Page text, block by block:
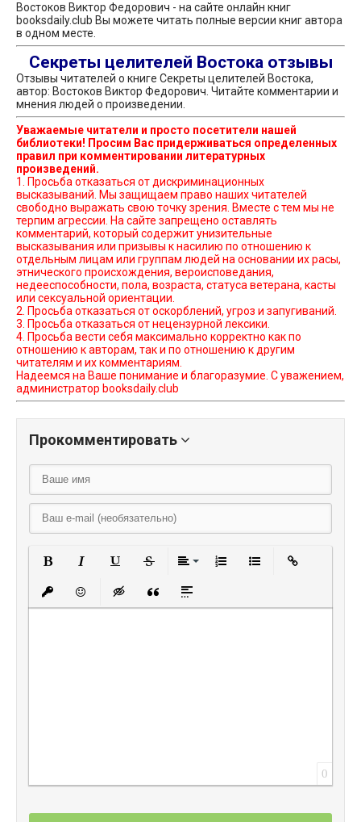
Востоков Виктор Федорович - на сайте онлайн книг
booksdaily.club Вы можете читать полные версии книг автора
в одном месте.
Секреты целителей Востока отзывы
Отзывы читателей о книге Секреты целителей Востока,
автор: Востоков Виктор Федорович. Читайте комментарии и
мнения людей о произведении.
Уважаемые читатели и просто посетители нашей
библиотеки! Просим Вас придерживаться определенных
правил при комментировании литературных
произведений.
1. Просьба отказаться от дискриминационных
высказываний. Мы защищаем право наших читателей
свободно выражать свою точку зрения. Вместе с тем мы не
терпим агрессии. На сайте запрещено оставлять
комментарий, который содержит унизительные
высказывания или призывы к насилию по отношению к
отдельным лицам или группам людей на основании их расы,
этнического происхождения, вероисповедания,
недееспособности, пола, возраста, статуса ветерана, касты
или сексуальной ориентации.
2. Просьба отказаться от оскорблений, угроз и запугиваний.
3. Просьба отказаться от нецензурной лексики.
4. Просьба вести себя максимально корректно как по
отношению к авторам, так и по отношению к другим
читателям и их комментариям.
Надеемся на Ваше понимание и благоразумие. С уважением,
администратор booksdaily.club
Прокомментировать
Вставить защищенную ссылку
Вставить смайлик
Вставка скрытого текста
Вставка цитаты
Вставка спойлера
0